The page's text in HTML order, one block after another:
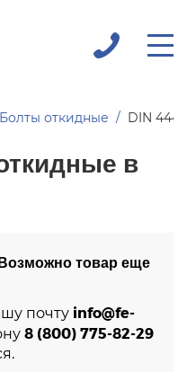
Болты откидные DIN 444
в
товар еще
почту info@fe-
8 (800) 775-82-29